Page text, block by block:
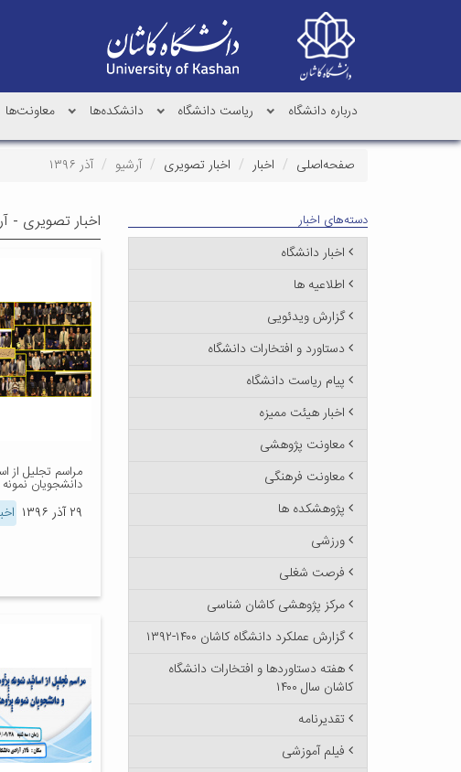
درباره دانشگاه ریاست دانشگاه دانشکده‌ها معاونت‌ها
صفحه‌اصلی اخبار اخبار تصویری آرشیو آذر ۱۳۹۶
اخبار تصویری -
مراسم تجلیل از
دانشجویان
۲۹ آذر ۱۳۹۶
دسته‌های اخبار
اخبار دانشگاه
اطلاعیه ها
گزارش ویدئویی
دستاورد و افتخارات دانشگاه
پیام ریاست دانشگاه
اخبار هیئت ممیزه
معاونت پژوهشی
معاونت فرهنگی
پژوهشکده ها
ورزشی
فرصت شغلی
مرکز پژوهشی کاشان شناسی
گزارش عملکرد دانشگاه کاشان ۱۴۰۰-۱۳۹۲
هفته دستاوردها و افتخارات دانشگاه
کاشان سال ۱۴۰۰
تقدیرنامه
فیلم آموزشی